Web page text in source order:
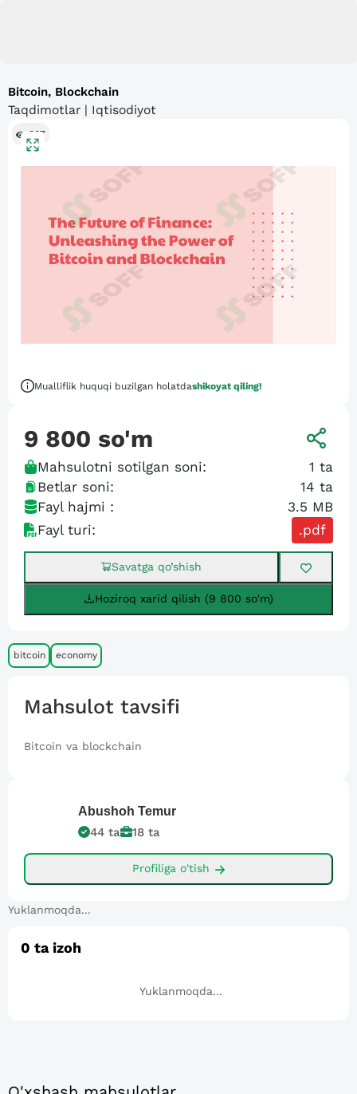
Bitcoin, Blockchain
Taqdimotlar | Iqtisodiyot
307
Mualliflik huquqi buzilgan holatdashikoyat qiling!
9 800 so'm
Mahsulotni sotilgan soni: 1 ta
Betlar soni:
14 ta
Fayl hajmi :
3.5 MB
Fayl turi:
.pdf
Savatga qo’shish
Hoziroq xarid qilish (9 800 so'm)
bitcoin economy
Mahsulot tavsifi
Bitcoin va blockchain
Abushoh Temur
44 ta 18 ta
Profiliga o'tish
Yuklanmoqda...
0 ta izoh
Yuklanmoqda...